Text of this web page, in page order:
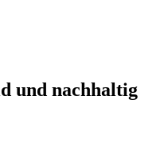
und nachhaltig